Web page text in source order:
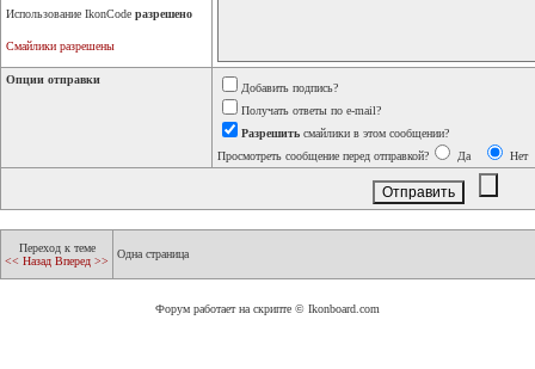
Использование IkonCode разрешено
Смайлики разрешены
Опции отправки
Добавить подпись?
Получать ответы по e-mail?
Разрешить смайлики в этом сообщении?
Просмотреть сообщение перед отправкой?
Да Нет
Переход к теме
<< Назад Вперед >>
Одна страница
Форум работает на скрипте © Ikonboard.com